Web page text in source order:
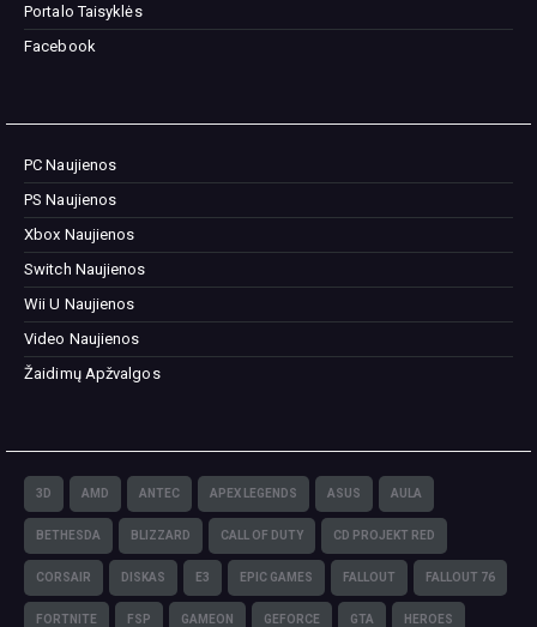
Portalo Taisyklės
Facebook
PC Naujienos
PS Naujienos
Xbox Naujienos
Switch Naujienos
Wii U Naujienos
Video Naujienos
Žaidimų Apžvalgos
3D AMD ANTEC APEX LEGENDS ASUS AULA
BETHESDA BLIZZARD CALL OF DUTY CD PROJEKT RED
CORSAIR DISKAS E3 EPIC GAMES FALLOUT FALLOUT 76
FORTNITE FSP GAMEON GEFORCE GTA HEROES